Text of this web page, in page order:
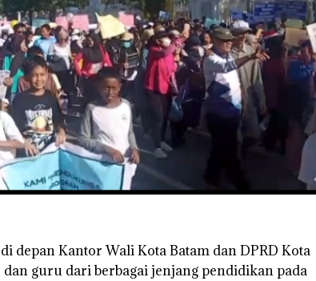
depan Kantor Wali Kota Batam dan DPRD Kota
guru dari berbagai jenjang pendidikan pada